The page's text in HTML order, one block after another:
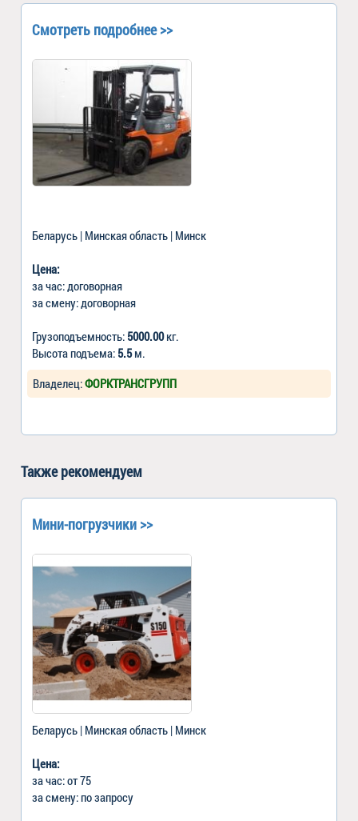
Смотреть подробнее >>
Беларусь | Минская область | Минск
Цена:
за час: договорная
за смену: договорная
Грузоподъемность: 5000.00кг.
Высота подъема: 5.5м.
Владелец:ФОРКТРАНСГРУПП
Также рекомендуем
Мини-погрузчики >>
Беларусь | Минская область | Минск
Цена:
за час: от 75
за смену: по запросу